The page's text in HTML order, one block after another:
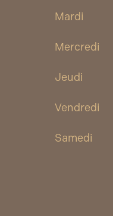
Mardi
Mercredi
Jeudi
Vendredi
Samedi